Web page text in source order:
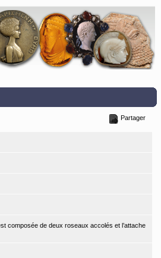
Partager
composée de deux roseaux accolés et l’attache